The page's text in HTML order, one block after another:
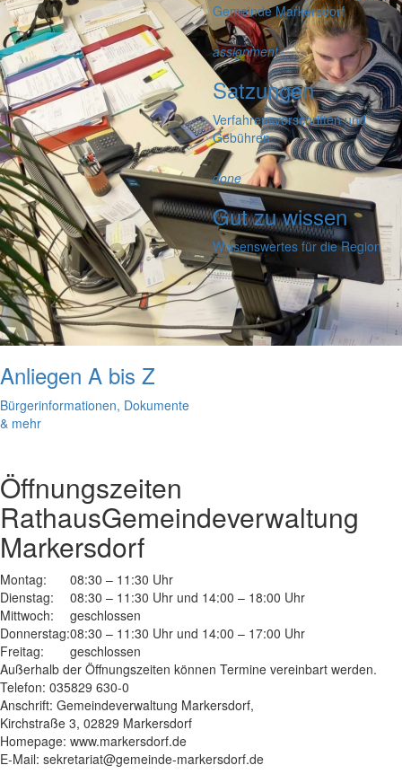
Anliegen A bis Z
Bürgerinformationen, Dokumente
& mehr
Gemeinde Markersdorf
assignment
Satzungen
Verfahrensvorschriften und
Gebühren
done
Gut zu wissen
Wissenswertes für die Region
Öffnungszeiten
RathausGemeindeverwaltung
Markersdorf
Montag:
08:30 – 11:30 Uhr
Dienstag:
08:30 – 11:30 Uhr und 14:00 – 18:00 Uhr
Mittwoch:
geschlossen
Donnerstag:08:30 – 11:30 Uhr und 14:00 – 17:00 Uhr
Freitag:
geschlossen
Außerhalb der Öffnungszeiten können Termine vereinbart werden.
Telefon: 035829 630-0
Anschrift: Gemeindeverwaltung Markersdorf,
Kirchstraße 3, 02829 Markersdorf
Homepage: www.markersdorf.de
E-Mail: sekretariat@gemeinde-markersdorf.de